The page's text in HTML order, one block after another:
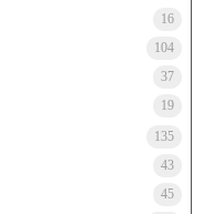
16
104
37
19
135
43
45